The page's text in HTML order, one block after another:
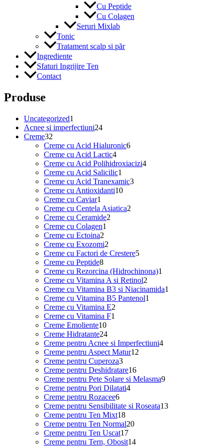
Cu Peptide
Cu Colagen
Seruri Mixlab
Tonic
Tratament scalp si păr
Ingrediente
Sfaturi Ingrijire Ten
Contact
Produse
Uncategorized1
produs
Acnee si imperfectiuni2424
produse
Creme32
de
produse
Creme cu Acid Hialuronic66
Creme cu Acid Lactic44
produse
Creme cu Acid Polihidroxiacizi44
Creme cu Acid Salicilic1
produs
Creme cu Acid Tranexamic33
Creme cu Antioxidanti1010
Creme cu Caviar1
produs
Creme cu Centela Asiatica2
Creme cu Ceramide2
Creme cu Colagen1
Creme cu Ectoina2
produse
Creme cu Exozomi2
produse
Creme cu Factori de Crestere55
Creme cu Peptide88
produse
Creme cu Rezorcina (Hidrochinona)1
Creme cu Vitamina A si Retinol2
produse
Creme cu Vitamina B3 si Niacinamida1
Creme cu Vitamina B5 Pantenol1
Creme cu Vitamina E2
Creme cu Vitamina F1
Creme Emoliente1010
produse
Creme Hidratante2424
de
produse
Creme pentru Acnee si Imperfectiuni44
Creme pentru Aspect Matur12
Creme pentru Cuperoza33
produse
Creme pentru Deshidratare1616
produse
Creme pentru Pete Solare si Melasma99
Creme pentru Pori Dilatati44
Creme pentru Rozacee66
produse
Creme pentru Sensibilitate si Roseata1313
Creme pentru Ten Mixt1818
produse
Creme pentru Ten Normal2020
produse
Creme pentru Ten Uscat1717
produse
Creme pentru Tern, Obosit1414